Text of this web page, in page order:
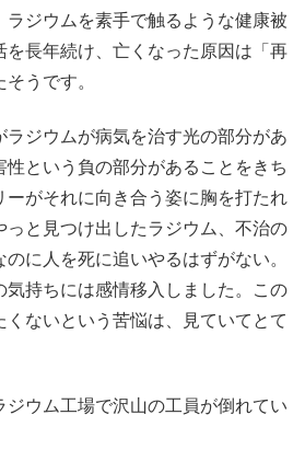
ラジウムを素手で触るような健康被
を長年続け、亡くなった原因は「再
うです。
ラジウムが病気を治す光の部分があ
性という負の部分があることをきち
ーがそれに向き合う姿に胸を打たれ
っと見つけ出したラジウム、不治の
に人を死に追いやるはずがない。
気持ちには感情移入しました。この
くないという苦悩は、見ていてとて
ジウム工場で沢山の工員が倒れてい